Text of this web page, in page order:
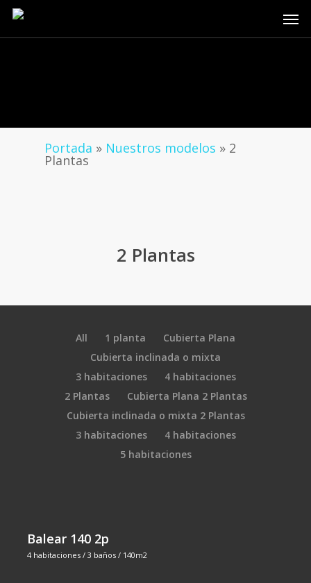
Skip
content
Portada » Nuestros modelos » 2
Plantas
2 Plantas
All 1 planta
Cubierta Plana
Cubierta inclinada o mixta
3 habitaciones
4 habitaciones
2 Plantas
Cubierta Plana 2 Plantas
Cubierta inclinada o mixta 2 Plantas
3 habitaciones
4 habitaciones
5 habitaciones
Balear 140 2p
4 habitaciones / 3 baños / 140m2